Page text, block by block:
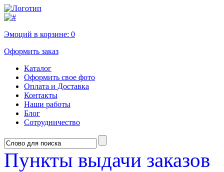
Эмоций в корзине: 0
Оформить заказ
Каталог
Оформить свое фото
Оплата и Доставка
Контакты
Наши работы
Блог
Сотрудничество
Пункты выдачи заказов